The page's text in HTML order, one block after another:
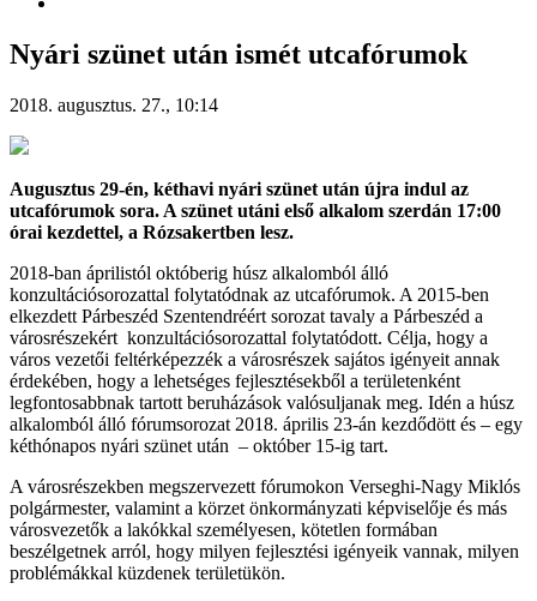
Nyári szünet után ismét utcafórumok
2018. augusztus. 27., 10:14
Augusztus 29-én, kéthavi nyári szünet után újra indul az
utcafórumok sora. A szünet utáni első alkalom szerdán 17:00
órai kezdettel, a Rózsakertben lesz.
2018-ban áprilistól októberig húsz alkalomból álló
konzultációsorozattal folytatódnak az utcafórumok. A 2015-ben
elkezdett Párbeszéd Szentendréért sorozat tavaly a Párbeszéd a
városrészekért konzultációsorozattal folytatódott. Célja, hogy a
város vezetői feltérképezzék a városrészek sajátos igényeit annak
érdekében, hogy a lehetséges fejlesztésekből a területenként
legfontosabbnak tartott beruházások valósuljanak meg. Idén a húsz
alkalomból álló fórumsorozat 2018. április 23-án kezdődött és – egy
kéthónapos nyári szünet után – október 15-ig tart.
A városrészekben megszervezett fórumokon Verseghi-Nagy Miklós
polgármester, valamint a körzet önkormányzati képviselője és más
városvezetők a lakókkal személyesen, kötetlen formában
beszélgetnek arról, hogy milyen fejlesztési igényeik vannak, milyen
problémákkal küzdenek területükön.